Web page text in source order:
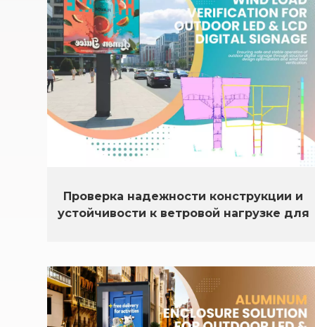
Проверка надежности конструкции и
устойчивости к ветровой нагрузке для